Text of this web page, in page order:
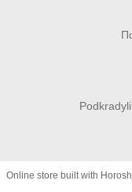
Online store built with